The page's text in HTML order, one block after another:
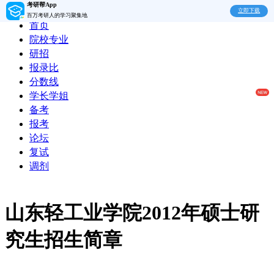
考研帮App
百万考研人的学习聚集地
立即下载
首页
院校专业
研招
报录比
分数线
学长学姐
备考
报考
论坛
复试
调剂
山东轻工业学院2012年硕士研
究生招生简章